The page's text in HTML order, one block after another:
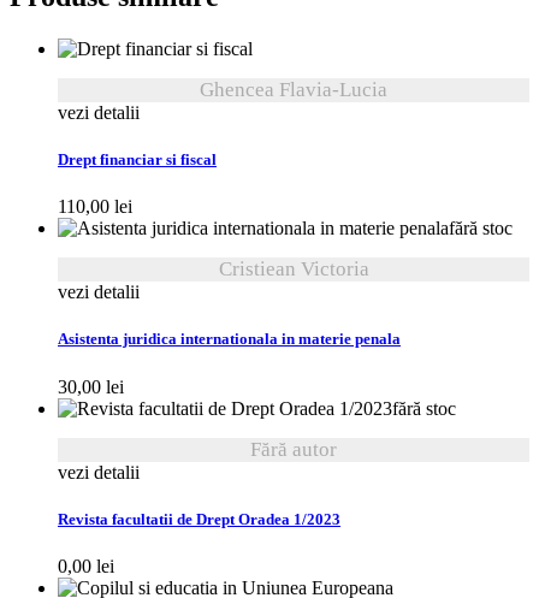
Ghencea Flavia-Lucia
vezi detalii
Drept financiar si fiscal
110,00 lei
fără stoc
Cristiean Victoria
vezi detalii
Asistenta juridica internationala in materie penala
30,00 lei
fără stoc
Fără autor
vezi detalii
Revista facultatii de Drept Oradea 1/2023
0,00 lei